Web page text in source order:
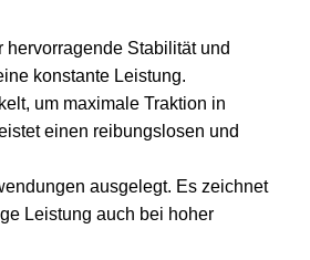
Stabilität und
konstante Leistung.
um maximale Traktion in
einen reibungslosen und
ausgelegt. Es zeichnet
Leistung auch bei hoher